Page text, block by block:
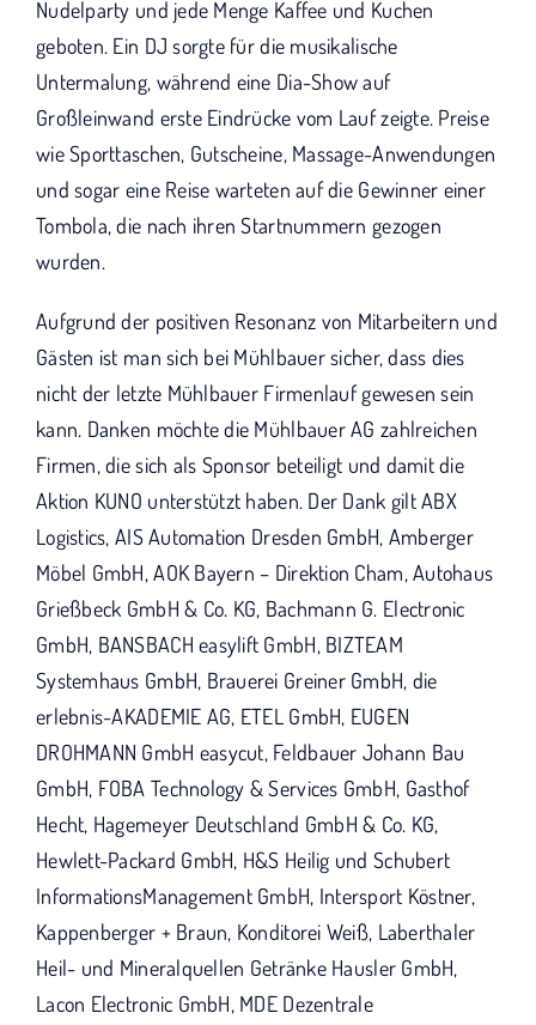
Nudelparty und jede Menge Kaffee und Kuchen
geboten. Ein DJ sorgte für die musikalische
Untermalung, während eine Dia-Show auf
Großleinwand erste Eindrücke vom Lauf zeigte. Preise
wie Sporttaschen, Gutscheine, Massage-Anwendungen
und sogar eine Reise warteten auf die Gewinner einer
Tombola, die nach ihren Startnummern gezogen
wurden.
Aufgrund der positiven Resonanz von Mitarbeitern und
Gästen ist man sich bei Mühlbauer sicher, dass dies
nicht der letzte Mühlbauer Firmenlauf gewesen sein
kann. Danken möchte die Mühlbauer AG zahlreichen
Firmen, die sich als Sponsor beteiligt und damit die
Aktion KUNO unterstützt haben. Der Dank gilt ABX
Logistics, AIS Automation Dresden GmbH, Amberger
Möbel GmbH, AOK Bayern – Direktion Cham, Autohaus
Grießbeck GmbH & Co. KG, Bachmann G. Electronic
GmbH, BANSBACH easylift GmbH, BIZTEAM
Systemhaus GmbH, Brauerei Greiner GmbH, die
erlebnis-AKADEMIE AG, ETEL GmbH, EUGEN
DROHMANN GmbH easycut, Feldbauer Johann Bau
GmbH, FOBA Technology & Services GmbH, Gasthof
Hecht, Hagemeyer Deutschland GmbH & Co. KG,
Hewlett-Packard GmbH, H&S Heilig und Schubert
InformationsManagement GmbH, Intersport Köstner,
Kappenberger + Braun, Konditorei Weiß, Laberthaler
Heil- und Mineralquellen Getränke Hausler GmbH,
Lacon Electronic GmbH, MDE Dezentrale